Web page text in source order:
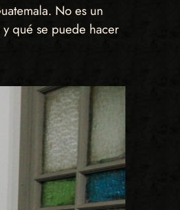
No es un
qué se puede hacer